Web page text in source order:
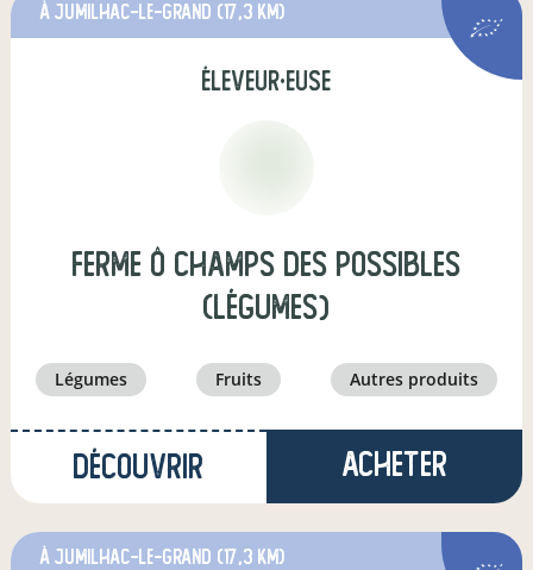
à Jumilhac-le-Grand (17,3 km)
éleveur·euse
Ferme Ô Champs Des Possibles
(légumes)
légumes fruits autres produits
Découvrir Acheter
à Jumilhac-le-Grand (17,3 km)